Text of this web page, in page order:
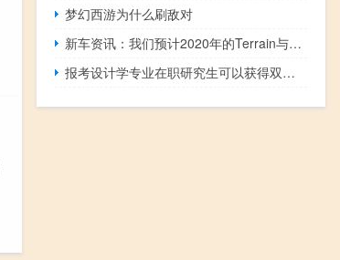
梦幻西游为什么刷敌对
新车资讯：我们预计2020年的Terrain与当前模型几乎相同
报考设计学专业在职研究生可以获得双证吗